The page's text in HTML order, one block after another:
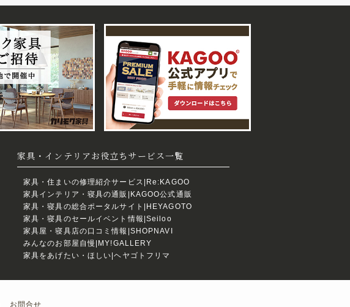
家具・インテリアお役立ちサービス一覧
家具・住まいの修理紹介サービス|Re:KAGOO
家具インテリア・寝具の通販|KAGOO公式通販
家具・寝具の総合ポータルサイト|HEYAGOTO
家具・寝具のセールイベント情報|Seiloo
家具屋・寝具店の口コミ情報|SHOPNAVI
みんなのお部屋自慢|MY!GALLERY
家具をあげたい・ほしい|ヘヤゴトフリマ
お問合せ